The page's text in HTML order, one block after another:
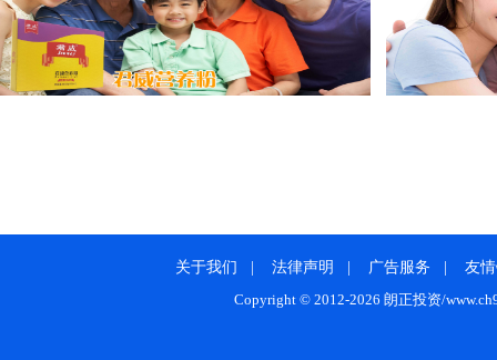
关于我们 | 法律声明 | 广告服务 |
友
Copyright © 2012-2026 朗正投资/